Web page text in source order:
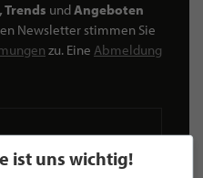
undAngeboten
Newsletter stimmen Sie
zu. Eine Abmeldung
ist uns wichtig!